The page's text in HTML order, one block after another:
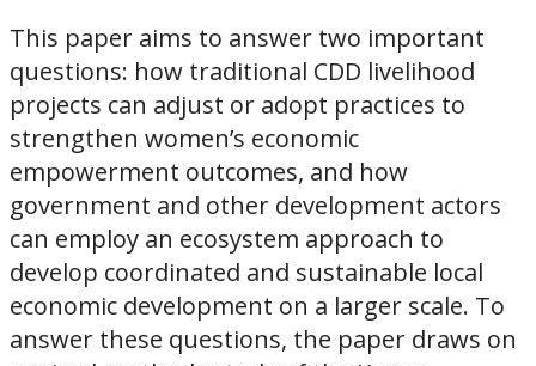
This paper aims to answer two important
questions: how traditional CDD livelihood
projects can adjust or adopt practices to
strengthen women’s economic
empowerment outcomes, and how
government and other development actors
can employ an ecosystem approach to
develop coordinated and sustainable local
economic development on a larger scale. To
answer these questions, the paper draws on